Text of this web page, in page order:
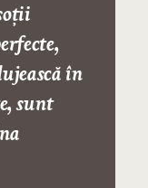
în
sunt